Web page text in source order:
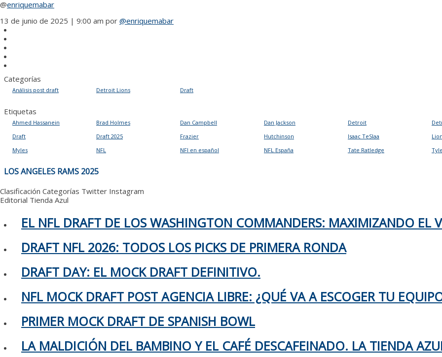
@enriquemabar
13 de junio de 2025 | 9:00 am por @enriquemabar
Categorías
Análisis post draft Detroit Lions Draft
Etiquetas
Ahmed Hassanein Brad Holmes Dan Campbell Dan Jackson Detroit
Draft
Draft 2025 Frazier Hutchinson Isaac TeSlaa
Myles
NFL NFl en español NFL España Tate Ratledge
NAVEGACIÓN
DE
ENTRADAS
LOS ANGELES RAMS 2025
Clasificación Categorías Twitter Instagram
Editorial Tienda Azul
EL NFL DRAFT DE LOS WASHINGTON COMMANDERS: MAXIMIZANDO EL
DRAFT NFL 2026: TODOS LOS PICKS DE PRIMERA RONDA
DRAFT DAY: EL MOCK DRAFT DEFINITIVO.
NFL MOCK DRAFT POST AGENCIA LIBRE: ¿QUÉ VA A ESCOGER TU
PRIMER MOCK DRAFT DE SPANISH BOWL
LA MALDICIÓN DEL BAMBINO Y EL CAFÉ DESCAFEINADO. LA TIENDA